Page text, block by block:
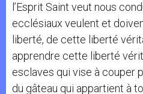
l’Esprit Saint veut nous
ecclésiaux veulent et
liberté, de cette liberté
apprendre cette liberté
esclaves qui vise à couper
du gâteau qui appartient à